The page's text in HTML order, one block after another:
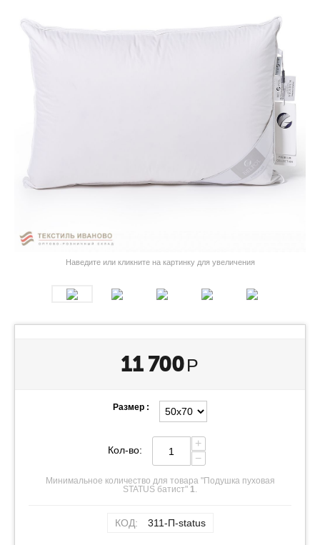
Наведите или кликните на картинку для увеличения
11 700 Р
Размер :
Кол-во:
+
−
Минимальное количество для товара "Подушка пуховая
STATUS батист" 1.
КОД: 311-П-status